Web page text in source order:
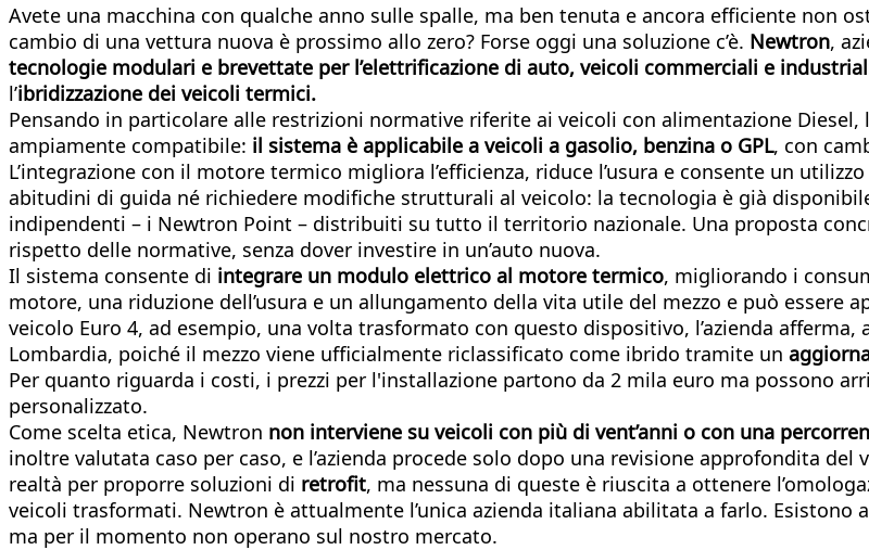
Avete una macchina con qualche anno sulle spalle, ma ben tenuta e ancora efficiente non
cambio di una vettura nuova è prossimo allo zero? Forse oggi una soluzione c’è. Newtron,
tecnologie modulari e brevettate per l’elettrificazione di auto, veicoli commerciali e
l’ibridizzazione dei veicoli termici.
Pensando in particolare alle restrizioni normative riferite ai veicoli con alimentazione
ampiamente compatibile: il sistema è applicabile a veicoli a gasolio, benzina o GPL, con
L’integrazione con il motore termico migliora l’efficienza, riduce l’usura e consente un
abitudini di guida né richiedere modifiche strutturali al veicolo: la tecnologia è già
indipendenti – i Newtron Point – distribuiti su tutto il territorio nazionale. Una proposta
rispetto delle normative, senza dover investire in un’auto nuova.
Il sistema consente di integrare un modulo elettrico al motore termico, migliorando i
motore, una riduzione dell’usura e un allungamento della vita utile del mezzo e può essere
veicolo Euro 4, ad esempio, una volta trasformato con questo dispositivo, l’azienda
Lombardia, poiché il mezzo viene ufficialmente riclassificato come ibrido tramite un
Per quanto riguarda i costi, i prezzi per l'installazione partono da 2 mila euro ma possono
personalizzato.
Come scelta etica, Newtron non interviene su veicoli con più di vent’anni o con una
inoltre valutata caso per caso, e l’azienda procede solo dopo una revisione approfondita
realtà per proporre soluzioni di retrofit, ma nessuna di queste è riuscita a ottenere
veicoli trasformati. Newtron è attualmente l’unica azienda italiana abilitata a farlo. Esistono
ma per il momento non operano sul nostro mercato.